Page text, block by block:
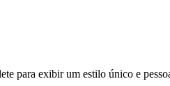
para exibir um estilo único e